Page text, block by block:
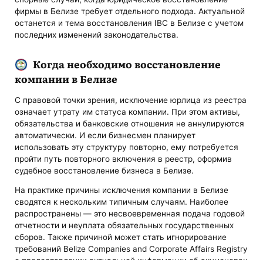
фирмы в Белизе требует отдельного подхода. Актуальной
останется и тема восстановления IBC в Белизе с учетом
последних изменений законодательства.
Когда необходимо восстановление
компании в Белизе
С правовой точки зрения, исключение юрлица из реестра
означает утрату им статуса компании. При этом активы,
обязательства и банковские отношения не аннулируются
автоматически. И если бизнесмен планирует
использовать эту структуру повторно, ему потребуется
пройти путь повторного включения в реестр, оформив
судебное восстановление бизнеса в Белизе.
На практике причины исключения компании в Белизе
сводятся к нескольким типичным случаям. Наиболее
распространены — это несвоевременная подача годовой
отчетности и неуплата обязательных государственных
сборов. Также причиной может стать игнорирование
требований Belize Companies and Corporate Affairs Registry